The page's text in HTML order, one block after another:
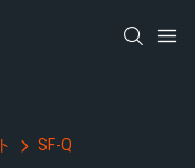
SF-Q